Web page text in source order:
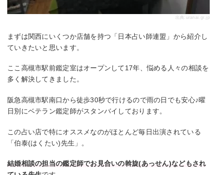
出典: uranai.gr.jp
まずは関西にいくつか店舗を持つ「日本占い師連盟」から紹介し
ていきたいと思います。
ここ高槻市駅前鑑定室はオープンして17年、悩める人々の相談を
多く解決してきました。
阪急高槻市駅南口から徒歩30秒で行けるので雨の日でも安心♪曜
日別にベテラン鑑定師がスタンバイしております。
この占い店で特にオススメなのがほとんど毎日出演されている
「伯泰(はくたい)先生」。
結婚相談の担当の鑑定師でお見合いの斡旋(あっせん)などもされ